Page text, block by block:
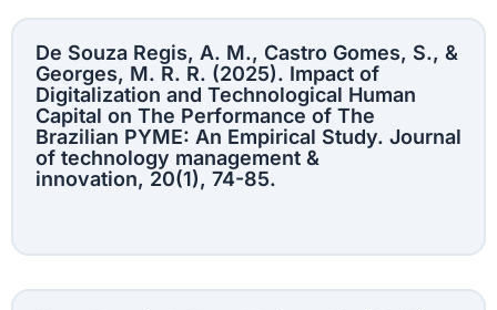
De Souza Regis, A. M., Castro Gomes, S., &
Georges, M. R. R. (2025). Impact of
Digitalization and Technological Human
Capital on The Performance of The
Brazilian PYME: An Empirical Study. Journal
of technology management &
innovation, 20(1), 74-85.